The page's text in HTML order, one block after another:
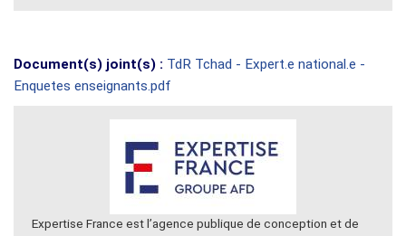
Document(s) joint(s) : TdR Tchad - Expert.e national.e -
Enquetes enseignants.pdf
Expertise France est l’agence publique de conception et de